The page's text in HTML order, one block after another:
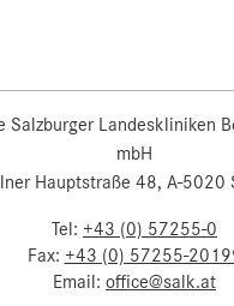
Salzburger Landeskliniken
mbH
Hauptstraße 48, A-5020
Tel: +43 (0) 57255-0
Fax: +43 (0) 57255-
Email: office@salk.at